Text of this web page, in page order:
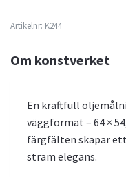
Artikelnr: K244
Om konstverket
En kraftfull
väggformat – 64 ×
färgfälten skapar ett
stram elegans.